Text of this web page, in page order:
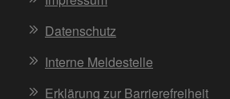
Datenschutz
Interne Meldestelle
Erklärung zur Barrierefreiheit